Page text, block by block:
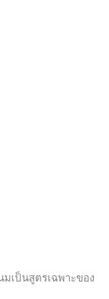
เป็นสูตรเฉพาะของ